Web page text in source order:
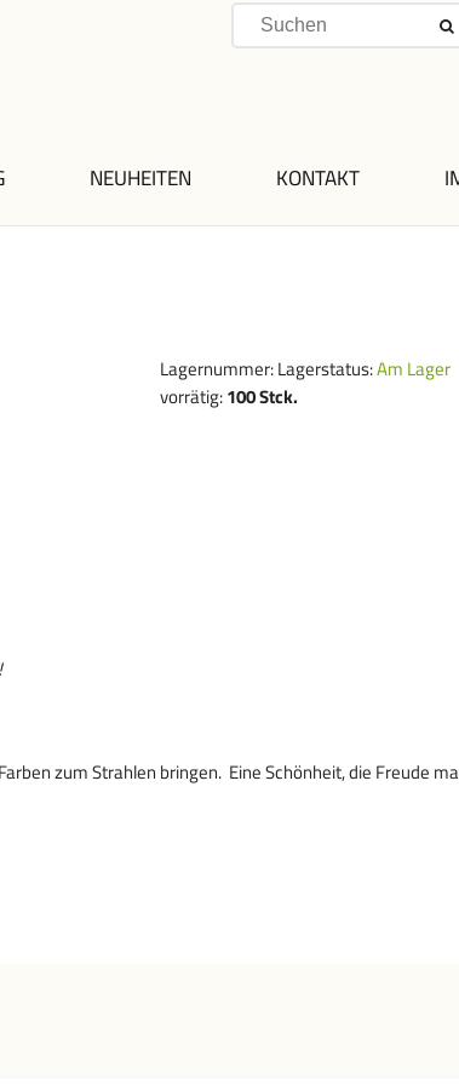
NEUHEITEN KONTAKT
Lagernummer:Lagerstatus:Am Lager
vorrätig:100Stck.
zum Strahlen bringen. Eine Schönheit, die Freude